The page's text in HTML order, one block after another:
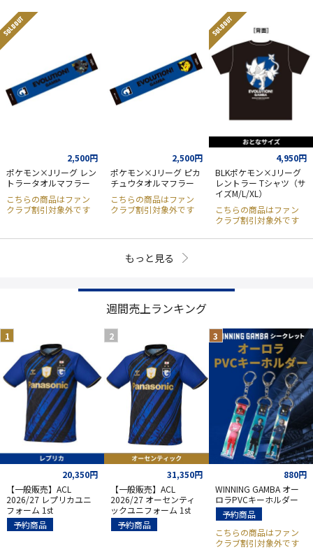
SOLD OUT
2,500円
ポケモン×Jリーグ レン
トラータオルマフラー
こちらの商品はファン
クラブ割引対象外です
2,500円
ポケモン×Jリーグ ピカ
チュウタオルマフラー
こちらの商品はファン
クラブ割引対象外です
SOLD OUT
4,950円
BLKポケモン×Jリーグ
レントラー Tシャツ（サ
イズM/L/XL）
こちらの商品はファン
クラブ割引対象外です
もっと見る
週間売上ランキング
20,350円
【一般販売】ACL
2026/27 レプリカユニ
フォーム 1st
予約商品
31,350円
【一般販売】ACL
2026/27 オーセンティ
ックユニフォーム 1st
予約商品
880円
WINNING GAMBA オー
ロラPVCキーホルダー
予約商品
こちらの商品はファン
クラブ割引対象外です